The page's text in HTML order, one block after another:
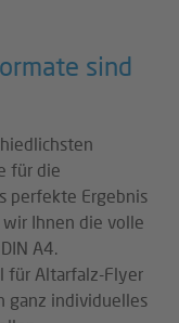
sind
für die
perfekte Ergebnis
Ihnen die volle
A4.
für Altarfalz-Flyer
ganz individuelles